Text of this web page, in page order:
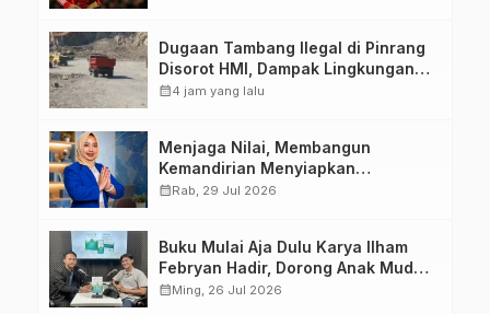
Dugaan Tambang Ilegal di Pinrang
Disorot HMI, Dampak Lingkungan
Jadi Perhatian
calendar_month4 jam yang lalu
Menjaga Nilai, Membangun
Kemandirian Menyiapkan
Kepemimpinan Ekonomi Perempuan
Jamaah
calendar_monthRab, 29 Jul 2026
Buku Mulai Aja Dulu Karya Ilham
Febryan Hadir, Dorong Anak Muda
Berhenti Menunda dan Mulai
calendar_monthMing, 26 Jul 2026